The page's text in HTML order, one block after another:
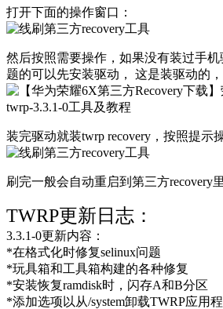
打开下面的操作窗口：
然后按照需要操作，如果没有装过手
题的可以先安装驱动， 这是装驱动的
装完驱动就装twrp recovery，按照提示
刷完一般会自动重启到第三方recovery里
TWRP更新日志：
3.3.1-0更新内容：
*在格式化时修复selinux问题
*玩具箱和工具箱构建的各种修复
*安装恢复ramdisk时，闪存A和B分区
*添加选项以从/system卸载TWRP应用